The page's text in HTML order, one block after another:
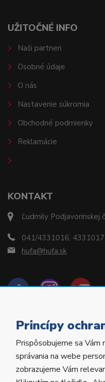
KONTAKT
Ľudmily Podjavorinskej
041/4331016, 4331017
hufa@hufa.sk
UŽITOČNÉ INFO
Naši partneri
Osobné údaje
O nás
Nastavenie súkromia
Obchodné podmienky
Reklamácie
Copyright © 2022
Princípy
Prispôsobujeme sa Vám
správania na webe
zobrazujeme Vám